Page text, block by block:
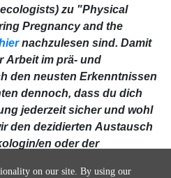
zu "Physical
Pregnancy and the
nachzulesen sind. Damit
Arbeit im prä- und
den neusten Erkenntnissen
dennoch, dass du dich
jederzeit sicher und wohl
den dezidierten Austausch
en oder der
on our site. By using our